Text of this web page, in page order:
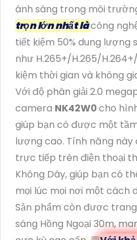
ánh sáng trong môi
trọn lớn nhất làcông
tiết kiệm 50% dung lượng
như H.265+/H.265/
kiệm thời gian và không
Với độ phân giải 2.0
camera NK42W0cho
giúp bạn có được một
lượng cao. Tính năng này
trực tiếp trên điện thoại
Không Dây, giúp bạn có
mọi lúc mọi nơi một cách
Sản phẩm còn được
sáng Hồng Ngoại 30m,